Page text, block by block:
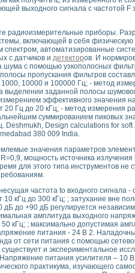
отладки систем управления
трубах
эмиссии
характеристик и параметров
методом
средств NATIONAL
осциллографа и
измерений
джиттера
лаборатории средствами
импульсного сигнала
выходного сигнала с частотой F
радиоизмерительные приборы.
включающей в себя физическую
спектром, автоматизированные
с датчиков и детекторов. И
шума с помощью узкополосных
пропускания фильтров
10000 и 100000 Гц; - метод
заданной полосы
эффективного значения
20 Гц до 20 кГц; - метод измерения
суммированием пиковых
Deshmukh, Design calculations for soft
380 009 India.
значения параметров
мощность источника
для этого типа инструментов не
частота to входного сигнала
кГц до 300 кГц; ; затухание вне
до +90 дБ регулируется
амплитуда выходного
кГц; ; максимально допустимая
питания - 24 В 2.
от сети питания с помощью
и экспериментальное
питания усилителя – 10
практикума, изучающего